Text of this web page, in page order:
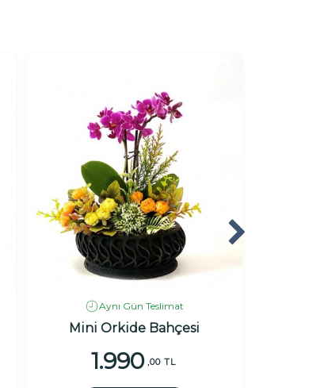
Aynı Gün Teslimat
Mini Orkide Bahçesi
1.990 ,00 TL